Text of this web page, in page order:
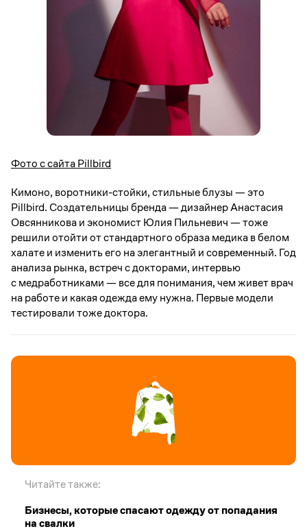
Фото с сайта Pillbird
Кимоно, воротники-стойки, стильные блузы — это
Pillbird. Создательницы бренда — дизайнер Анастасия
Овсянникова и экономист Юлия Пильневич — тоже
решили отойти от стандартного образа медика в белом
халате и изменить его на элегантный и современный. Год
анализа рынка, встреч с докторами, интервью
с медработниками — все для понимания, чем живет врач
на работе и какая одежда ему нужна. Первые модели
тестировали тоже доктора.
Читайте также:
Бизнесы, которые спасают одежду от попадания
на свалки